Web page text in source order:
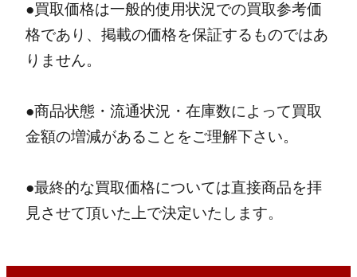
●買取価格は一般的使用状況での買取参考価
格であり、掲載の価格を保証するものではあ
りません。
●商品状態・流通状況・在庫数によって買取
金額の増減があることをご理解下さい。
●最終的な買取価格については直接商品を拝
見させて頂いた上で決定いたします。